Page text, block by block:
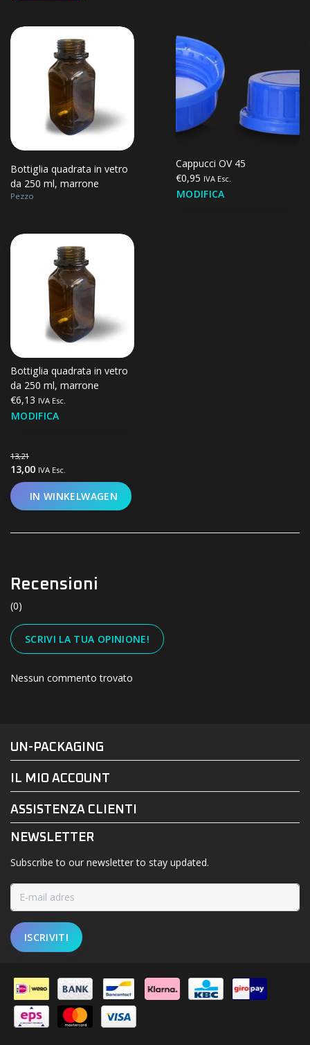
Bottiglia quadrata in vetro
da 250 ml, marrone
Pezzo
Cappucci OV 45
€0,95 IVA Esc.
MODIFICA
Bottiglia quadrata in vetro
da 250 ml, marrone
€6,13 IVA Esc.
MODIFICA
13,21
13,00 IVA Esc.
IN WINKELWAGEN
Recensioni
(0)
SCRIVI LA TUA OPINIONE!
Nessun commento trovato
FACEBOOK
UN-PACKAGING
IL MIO ACCOUNT
ASSISTENZA CLIENTI
NEWSLETTER
Subscribe to our newsletter to stay updated.
ISCRIVITI